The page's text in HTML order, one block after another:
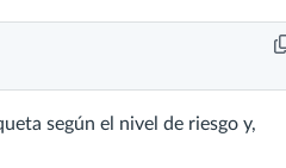
según el nivel de riesgo y,